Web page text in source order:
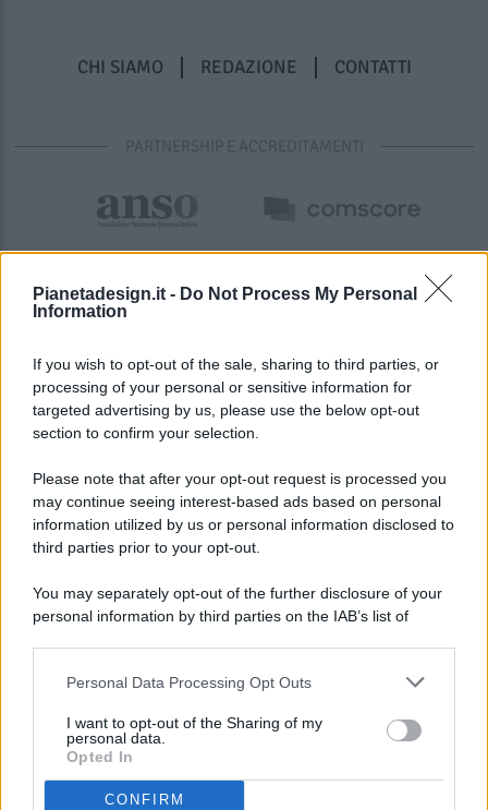
Pianetadesign.it - Do Not Process My Personal
Information
If you wish to opt-out of the sale, sharing to third parties, or
processing of your personal or sensitive information for
targeted advertising by us, please use the below opt-out
section to confirm your selection.
Please note that after your opt-out request is processed you
may continue seeing interest-based ads based on personal
information utilized by us or personal information disclosed to
third parties prior to your opt-out.
You may separately opt-out of the further disclosure of your
personal information by third parties on the IAB’s list of
This information may also be disclosed by us to third parties
disclose it to other third parties.
Personal Data Processing Opt Outs
I want to opt-out of the Sharing of my
personal data.
Opted In
CONFIRM
CHI SIAMO REDAZIONE CONTATTI
PARTNERSHIP E ACCREDITAMENTI
© 2026 - Pianeta Design - P.IVA 04827280654 - Testata
Registrata Al Tribunale Di Nocera Inferiore N. 8/2020 - RG N.
ISCRIZIONE AL ROC N. 35792 – ISCRITTA ALL’ANSO
(ASSOCIAZIONE NAZIONALE STAMPA ONLINE)
PREFERENZE PRIVACY